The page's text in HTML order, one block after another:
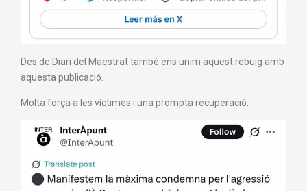
Des de Diari del Maestrat també ens unim aquest rebuig amb
aquesta publicació.
Molta força a les víctimes i una prompta recuperació.